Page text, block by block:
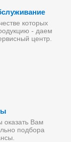
которых
- даем
центр.
оказать Вам
подбора